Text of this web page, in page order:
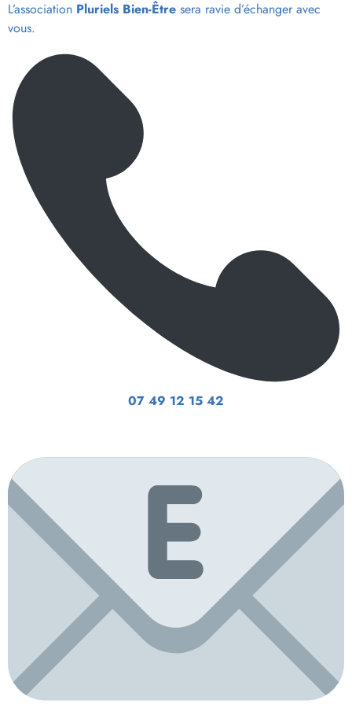
L’association Pluriels Bien-Être sera ravie d’échanger avec
vous.
07 49 12 15 42